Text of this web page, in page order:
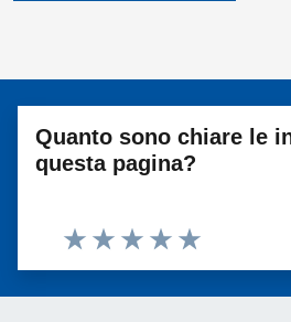
Quanto sono chiare le
questa pagina?